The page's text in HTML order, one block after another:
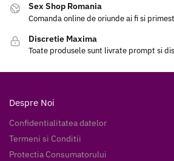
Sex Shop Romania
Comanda online de oriunde ai fi si
Discretie Maxima
Toate produsele sunt livrate prompt si
Despre Noi
Confidentialitatea datelor
Termeni si Conditii
Protectia Consumatorului